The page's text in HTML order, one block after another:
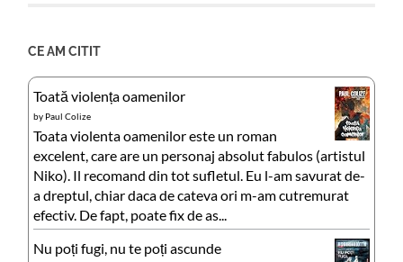
CE AM CITIT
Toată violența oamenilor
by Paul Colize
Toata violenta oamenilor este un roman
excelent, care are un personaj absolut fabulos (artistul
Niko). Il recomand din tot sufletul. Eu l-am savurat de-
a dreptul, chiar daca de cateva ori m-am cutremurat
efectiv. De fapt, poate fix de as...
Nu poți fugi, nu te poți ascunde